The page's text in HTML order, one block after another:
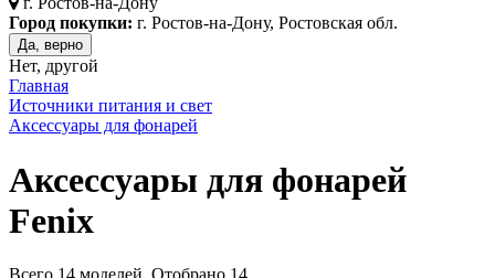
Город покупки: г. Ростов-на-Дону, Ростовская обл.
Да, верно
Нет, другой
Главная
Источники питания и свет
Аксессуары для фонарей
Аксессуары для фонарей
Fenix